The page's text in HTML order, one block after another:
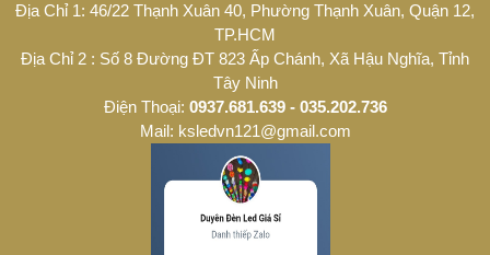
Địa Chỉ 1: 46/22 Thạnh Xuân 40, Phường Thạnh Xuân, Quận 12,
TP.HCM
Địa Chỉ 2 : Số 8 Đường ĐT 823 Ấp Chánh, Xã Hậu Nghĩa, Tỉnh
Tây Ninh
Điện Thoại: 0937.681.639 - 035.202.736
Mail: ksledvn121@gmail.com